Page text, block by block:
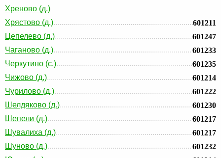
Хреново (д.)
Хрястово (д.)
601211
Цепелево (д.)
601247
Чаганово (д.)
601233
Черкутино (с.)
601235
Чижово (д.)
601214
Чурилово (д.)
601222
Шелдяково (д.)
601230
Шепели (д.)
601217
Шувалиха (д.)
601217
Шуново (д.)
601232